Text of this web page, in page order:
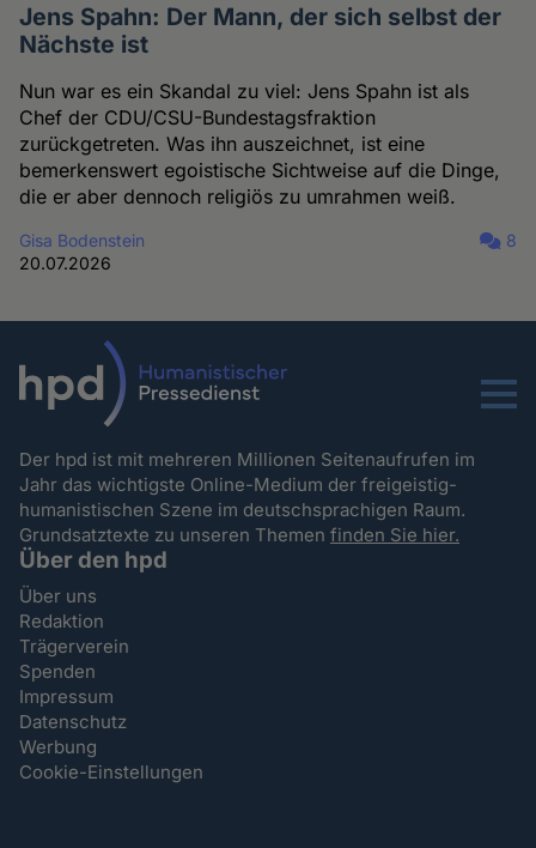
Jens Spahn: Der Mann, der sich selbst der
Nächste ist
Nun war es ein Skandal zu viel: Jens Spahn ist als
Chef der CDU/CSU-Bundestagsfraktion
zurückgetreten. Was ihn auszeichnet, ist eine
bemerkenswert egoistische Sichtweise auf die Dinge,
die er aber dennoch religiös zu umrahmen weiß.
Gisa Bodenstein
20.07.2026
8
Menu
Der hpd ist mit mehreren Millionen Seitenaufrufen im
Jahr das wichtigste Online-Medium der freigeistig-
humanistischen Szene im deutschsprachigen Raum.
Grundsatztexte zu unseren Themenfinden Sie hier.
Über den hpd
Über uns
Redaktion
Trägerverein
Spenden
Impressum
Datenschutz
Werbung
Cookie-Einstellungen